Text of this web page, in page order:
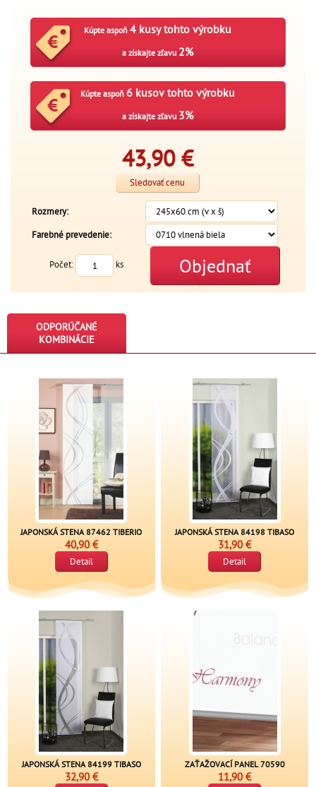
Kúpte aspoň4 kusy tohto výrobku
a získajte zľavu 2%
Kúpte aspoň 6 kusov tohto výrobku
a získajte zľavu 3%
43,90€
Sledovať cenu
Rozmery:
Farebné prevedenie:
Počet: ks Objednať
ODPORÚČANÉ
KOMBINÁCIE
JAPONSKÁ STENA 87462 TIBERIO
40,90 €
Detail
JAPONSKÁ STENA 84198 TIBASO
31,90 €
Detail
JAPONSKÁ STENA 84199 TIBASO
32,90 €
ZAŤAŽOVACÍ PANEL 70590
11,90 €